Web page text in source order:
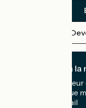
Je m'abonne à
Recevez le
boîte mail chaque
Mon adresse mail